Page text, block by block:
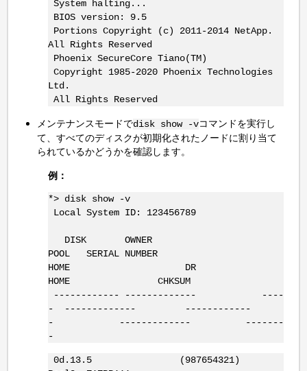
System halting...
BIOS version: 9.5
Portions Copyright (c) 2011-2014 NetApp.
All Rights Reserved
Phoenix SecureCore Tiano(TM)
Copyright 1985-2020 Phoenix Technologies
Ltd.
All Rights Reserved
メンテナンスモードでdisk show -vコマンドを実行し
て、すべてのディスクが初期化されたノードに割り当て
られているかどうかを確認します。
例：
*> disk show -v
Local System ID: 123456789
DISK OWNER
POOL SERIAL NUMBER
HOME DR
HOME CHKSUM
------------ ------------- ----
- ------------- ------------
- ------------- -------
-
0d.13.5 (987654321)